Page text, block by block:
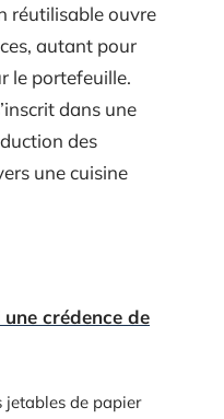
réutilisable ouvre
autant pour
le portefeuille.
dans une
des
une cuisine
crédence de
jetables de papier